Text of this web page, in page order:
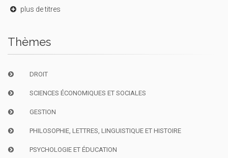
plus de titres
Thèmes
DROIT
SCIENCES ÉCONOMIQUES ET SOCIALES
GESTION
PHILOSOPHIE, LETTRES, LINGUISTIQUE ET HISTOIRE
PSYCHOLOGIE ET ÉDUCATION